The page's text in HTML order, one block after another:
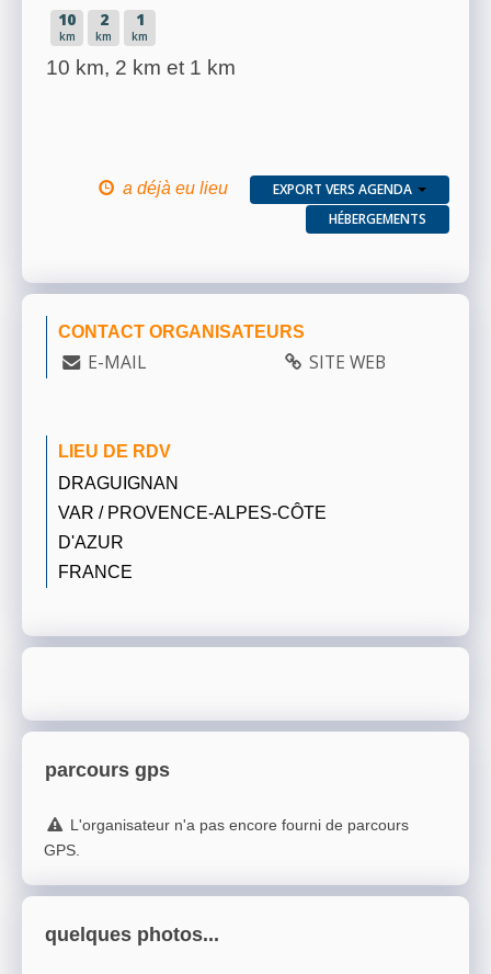
10
km
2
km
1
km
10 km, 2 km et 1 km
a déjà eu lieu
EXPORT VERS AGENDA
HÉBERGEMENTS
CONTACT ORGANISATEURS
E-MAIL SITE WEB
LIEU DE RDV
DRAGUIGNAN
VAR / PROVENCE-ALPES-CÔTE
D'AZUR
FRANCE
parcours gps
L'organisateur n'a pas encore fourni de parcours
GPS.
quelques photos...